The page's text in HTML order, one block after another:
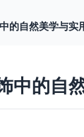
的自然美学与实
中的自